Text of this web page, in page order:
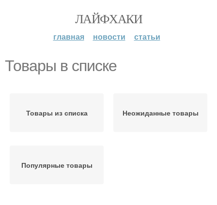
ЛАЙФХАКИ
главная новости статьи
Товары в списке
Товары из списка Неожиданные товары
Популярные товары